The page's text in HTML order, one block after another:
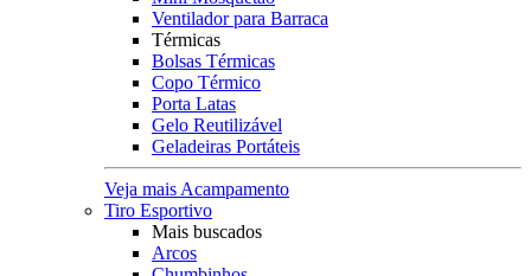
Ventilador para Barraca
Térmicas
Bolsas Térmicas
Copo Térmico
Porta Latas
Gelo Reutilizável
Geladeiras Portáteis
Veja mais Acampamento
Tiro Esportivo
Mais buscados
Arcos